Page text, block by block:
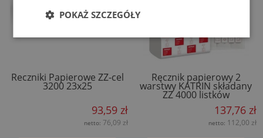
Reczniki Papierowe ZZ-cel
3200 23x25
93,59 zł
netto: 76,09 zł
Ręcznik papierowy 2
warstwy KATRIN składany
ZZ 4000 listków
137,76 zł
netto: 112,00 zł
POKAŻ SZCZEGÓŁY